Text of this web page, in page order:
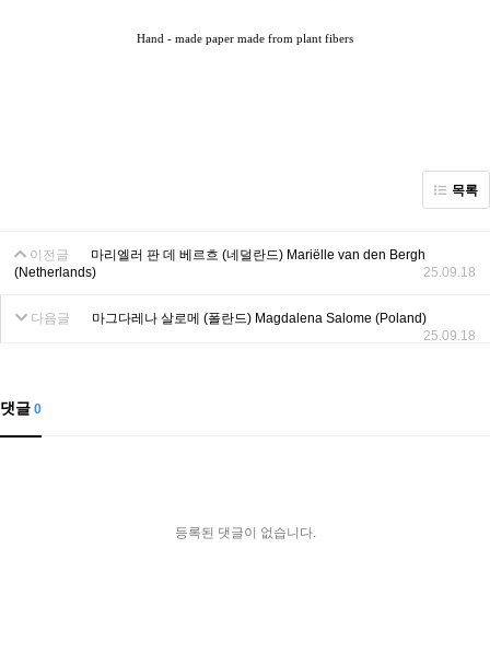
Hand - made paper made from plant fibers
목록
이전글
마리엘러 판 데 베르흐 (네덜란드) Mariëlle van den Bergh
(Netherlands)
25.09.18
다음글
마그다레나 살로메 (폴란드) Magdalena Salome (Poland)
25.09.18
댓글 0
등록된 댓글이 없습니다.